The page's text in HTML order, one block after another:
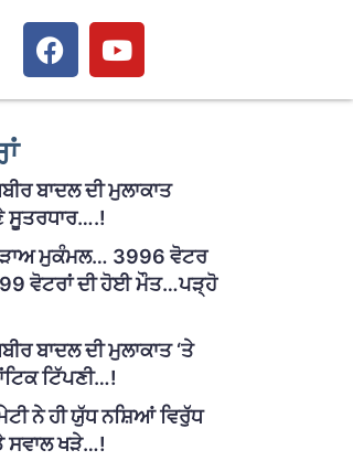
ਬਾਦਲ ਦੀ ਮੁਲਾਕਾਤ
ਸੂਤਰਧਾਰ….!
ਮੁਕੰਮਲ… 3996 ਵੋਟਰ
ਵੋਟਰਾਂ ਦੀ ਹੋਈ ਮੌਤ…ਪੜ੍ਹੋ
ਬਾਦਲ ਦੀ ਮੁਲਾਕਾਤ ‘ਤੇ
ਟਿੱਪਣੀ…!
ਨੇ ਹੀ ਯੁੱਧ ਨਸ਼ਿਆਂ ਵਿਰੁੱਧ
ਸਵਾਲ ਖੜੇ…!